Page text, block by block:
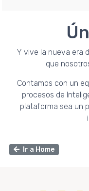
Y vive la nueva era
que
Contamos con un
procesos de
plataforma sea un
Ir a Home